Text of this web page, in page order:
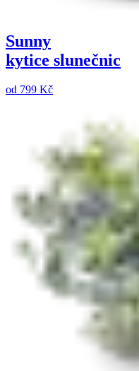
Sunny
kytice slunečnic
od 799 Kč